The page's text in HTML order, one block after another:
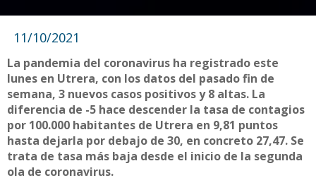
11/10/2021
La pandemia del coronavirus ha registrado este
lunes en Utrera, con los datos del pasado fin de
semana, 3 nuevos casos positivos y 8 altas. La
diferencia de -5 hace descender la tasa de contagios
por 100.000 habitantes de Utrera en 9,81 puntos
hasta dejarla por debajo de 30, en concreto 27,47. Se
trata de tasa más baja desde el inicio de la segunda
ola de coronavirus.